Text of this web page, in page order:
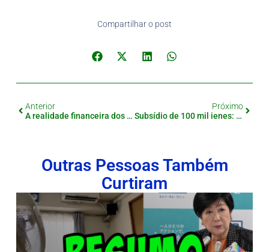
Compartilhar o post
Anterior
A realidade financeira dos jovens no Japão, menos renda, mais impostos
Próximo
Subsídio de 100 mil ienes: A nova medida para apoiar famílias atingidas pela crise
Outras Pessoas Também
Curtiram